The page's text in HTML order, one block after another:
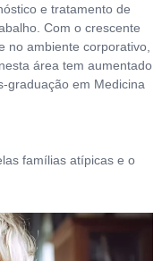
e tratamento de
Com o crescente
no ambiente corporativo,
área tem aumentado
graduação em Medicina
famílias atípicas e o